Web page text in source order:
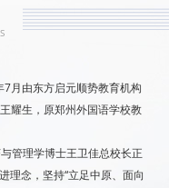
月由东方启元顺势教育机构
耀生，原郑州外国语学校教
管理学博士王卫佳总校长正
理念，坚持“立足中原、面向